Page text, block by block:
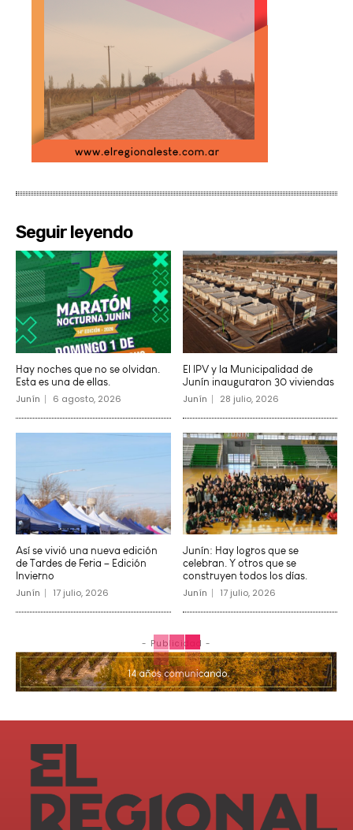
Seguir leyendo
Hay noches que no se olvidan.
Esta es una de ellas.
Junín 6 agosto, 2026
El IPV y la Municipalidad de
Junín inauguraron 30 viviendas
Junín 28 julio, 2026
Así se vivió una nueva edición
de Tardes de Feria – Edición
Invierno
Junín 17 julio, 2026
Junín: Hay logros que se
celebran. Y otros que se
construyen todos los días.
Junín 17 julio, 2026
- Publicidad -